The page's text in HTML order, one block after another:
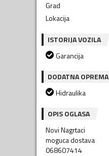
Grad
Lokacija
ISTORIJA VOZILA
Garancija
DODATNA OPREMA
Hidraulika
OPIS OGLASA
Novi Nagrtaci
moguca dostava
068607414